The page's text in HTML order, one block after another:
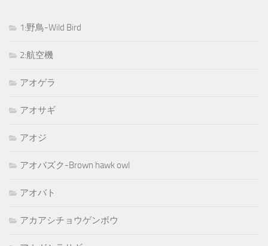
1:野鳥-Wild Bird
2:航空機
アオゲラ
アオサギ
アオジ
アオバズク-Brown hawk owl
アオバト
アカアシチョウゲンボウ